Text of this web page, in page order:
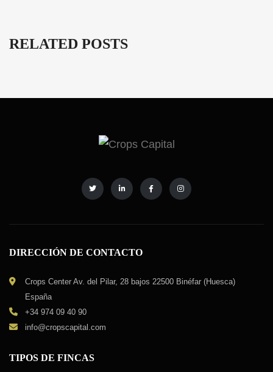
RELATED POSTS
DIRECCIÓN DE CONTACTO
Crops Center Av. del Pilar, 28 bajos 22500 Binéfar (Huesca)
España
+34 974 09 40 90
info@cropscapital.com
TIPOS DE FINCAS